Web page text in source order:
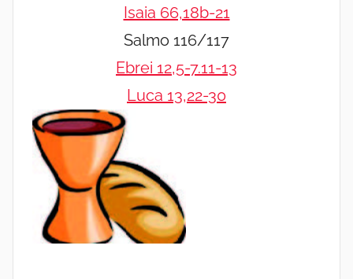
Isaia 66,18b-21
Salmo 116/117
Ebrei 12,5-7.11-13
Luca 13,22-30